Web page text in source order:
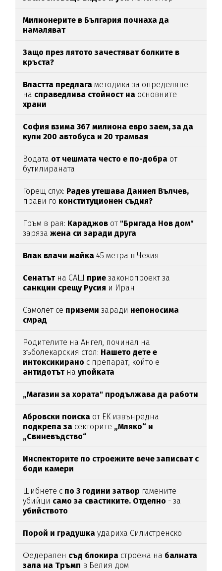
Милионерите в България почнаха да
намаляват
Защо през лятото зачестяват болките в
кръста?
Властта предлага методика за определяне
на справедлива стойност на основните
храни
София взима 367 милиона евро заем, за да
купи 200 автобуса и 20 трамвая
Водата от чешмата често е по-добра от
бутилираната
Горещ слух: Радев утешава Даниел Вълчев,
прави го конституционен съдия?
Гръм в рая: Караджов от "Бригада Нов дом"
зарязажена си заради друга
Влак влачи майка 45 метра в Чехия
Сенатътна САЩ прие законопроект за
санкции срещу Русия и Иран
Самолет се приземи заради непоносима
смрад
Родителите на Ангел, починал на
зъболекарския стол: Нашето дете е
интоксикирано с препарат, който е
антидотътнаупойката
„Магазин за хората" продължава да работи
Абровски поиска от ЕК извънредна
подкрепа за секторите „Мляко“ и
„Свиневъдство“
Инспекторите по строежите вече записват с
боди камери
Шибнете с по 3 години затвор гамените
убийци само за свастиките. Отделно - за
убийството
Порой и градушка удариха Силистренско
Федерален съд блокира строежа на балната
зала на Тръмп в Белия дом